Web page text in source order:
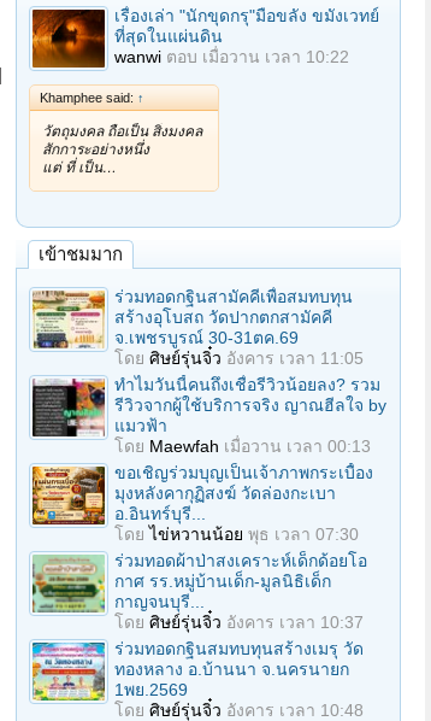
เรื่องเล่า "นักขุดกรุ"มือขลัง ขมังเวทย์
ที่สุดในแผ่นดิน
wanwi ตอบ เมื่อวาน เวลา 10:22
Khamphee said: ↑
วัตถุมงคล ถือเป็น สิ่งมงคล
สักการะอย่างหนึ่ง
แต่ ที่ เป็น…
เข้าชมมาก
ร่วมทอดกฐินสามัคคีเพื่อสมทบทุน
สร้างอุโบสถ วัดปากตกสามัคคี
จ.เพชรบูรณ์ 30-31ตค.69
โดย ศิษย์รุ่นจิ๋ว อังคาร เวลา 11:05
ทำไมวันนี้คนถึงเชื่อรีวิวน้อยลง? รวม
รีวิวจากผู้ใช้บริการจริง ญาณฮีลใจ by
แมวฟ้า
โดย Maewfah เมื่อวาน เวลา 00:13
ขอเชิญร่วมบุญเป็นเจ้าภาพกระเบื้อง
มุงหลังคากุฏิสงฆ์ วัดล่องกะเบา
อ.อินทร์บุรี...
โดยไข่หวานน้อย พุธ เวลา 07:30
ร่วมทอดผ้าป่าสงเคราะห์เด็กด้อยโอ
กาศ รร.หมู่บ้านเด็ก-มูลนิธิเด็ก
กาญจนบุรี...
โดย ศิษย์รุ่นจิ๋ว อังคาร เวลา 10:37
ร่วมทอดกฐินสมทบทุนสร้างเมรุ วัด
ทองหลาง อ.บ้านนา จ.นครนายก
1พย.2569
โดย ศิษย์รุ่นจิ๋ว อังคาร เวลา 10:48